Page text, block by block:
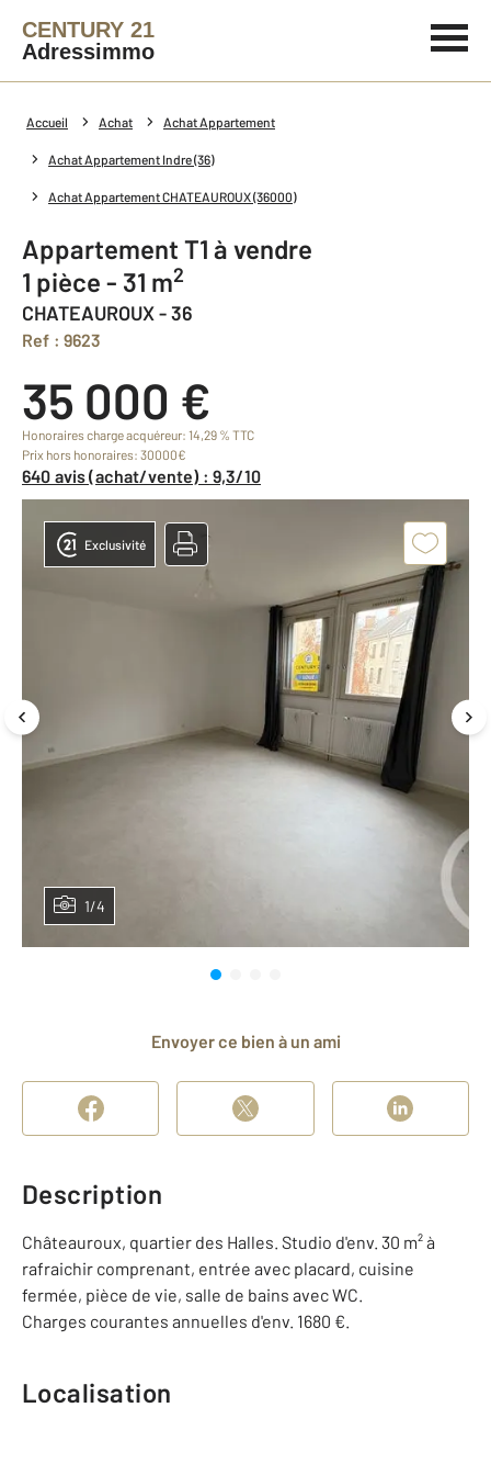
CENTURY 21
Adressimmo
Accueil Achat Achat Appartement
Achat Appartement Indre (36)
Achat Appartement CHATEAUROUX (36000)
Appartement T1 à vendre
1 pièce - 31 m2
CHATEAUROUX - 36
Ref : 9623
35 000 €
Honoraires charge acquéreur: 14,29 % TTC
Prix hors honoraires: 30000€
640 avis (achat/vente) : 9,3/10
1/4
Exclusivité
Envoyer ce bien à un ami
Description
Châteauroux, quartier des Halles. Studio d'env. 30 m² à
rafraichir comprenant, entrée avec placard, cuisine
fermée, pièce de vie, salle de bains avec WC.
Charges courantes annuelles d'env. 1680 €.
Localisation